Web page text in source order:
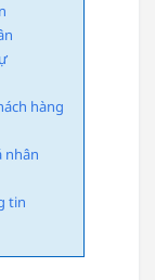
hàng
nhân
tin